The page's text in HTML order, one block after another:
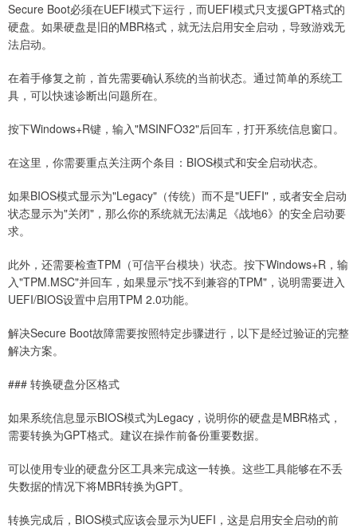
Secure Boot必须在UEFI模式下运行，而UEFI模式只支援GPT格式的
硬盘。如果硬盘是旧的MBR格式，就无法启用安全启动，导致游戏无
法启动。
在着手修复之前，首先需要确认系统的当前状态。通过简单的系统工
具，可以快速诊断出问题所在。
按下Windows+R键，输入"MSINFO32"后回车，打开系统信息窗口。
在这里，你需要重点关注两个条目：BIOS模式和安全启动状态。
如果BIOS模式显示为"Legacy"（传统）而不是"UEFI"，或者安全启动
状态显示为"关闭"，那么你的系统就无法满足《战地6》的安全启动要
求。
此外，还需要检查TPM（可信平台模块）状态。按下Windows+R，输
入"TPM.MSC"并回车，如果显示"找不到兼容的TPM"，说明需要进入
UEFI/BIOS设置中启用TPM 2.0功能。
解决Secure Boot故障需要按照特定步骤进行，以下是经过验证的完整
解决方案。
### 转换硬盘分区格式
如果系统信息显示BIOS模式为Legacy，说明你的硬盘是MBR格式，
需要转换为GPT格式。建议在操作前备份重要数据。
可以使用专业的硬盘分区工具来完成这一转换。这些工具能够在不丢
失数据的情况下将MBR转换为GPT。
转换完成后，BIOS模式应该会显示为UEFI，这是启用安全启动的前